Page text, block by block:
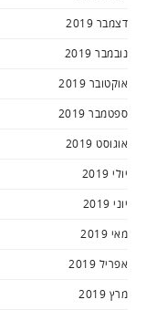
דצמבר 2019
נובמבר 2019
אוקטובר 2019
ספטמבר 2019
אוגוסט 2019
יולי 2019
יוני 2019
מאי 2019
אפריל 2019
מרץ 2019